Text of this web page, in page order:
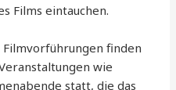
Films eintauchen.
finden
wie
statt, die das